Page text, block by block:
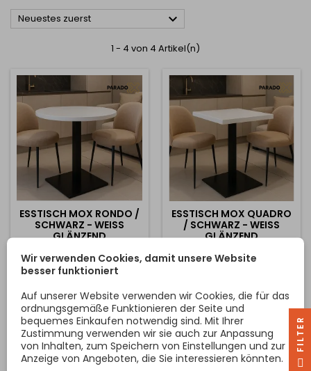
Neuestes zuerst 
1 - 4 von 4 Artikel(n)
ESSTISCH MOX RONDO /
SCHWARZ - WEISS G
LÄNZEND
langlebige runde Esstisch
MOX kombiniert eine
aus der Arbeitsplatte mit
einem stabilen Mittelfuß.
Die 38 mm dicke
Tischplatte besteht aus
hochbelastbaren
Arbeitsplatten, die eine
Preis
351,22 €
 In den Warenkorb
ESSTISCH MOX QUADRO
/ SCHWARZ - WEISS G
LÄNZEND
langlebige MOX-Esstisch
aus der Arbeitsplatte mit
einem stabilen Mittelfuß.
Die 38 mm dicke
Tischplatte besteht aus
hochbelastbaren
Arbeitsplatten, die eine
Preis
321,95 €
 In den Warenkorb
Wir verwenden Cookies, damit unsere Website
besser funktioniert
Auf unserer Website verwenden wir Cookies, die für das
ordnungsgemäße Funktionieren der Seite und
bequemes Einkaufen notwendig sind. Mit Ihrer
Zustimmung verwenden wir sie auch zur Anpassung
von Inhalten, zum Speichern von Einstellungen und zur
Anzeige von Angeboten, die Sie interessieren könnten.
R